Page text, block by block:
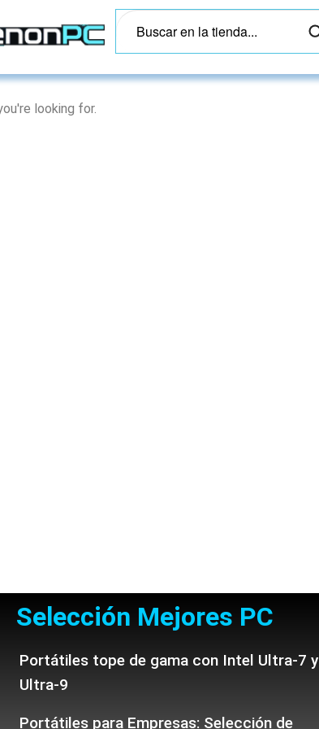
looking for.
Selección Mejores PC
Portátiles tope de gama con Intel Ultra-7 y
Ultra-9
Portátiles para Empresas: Selección de